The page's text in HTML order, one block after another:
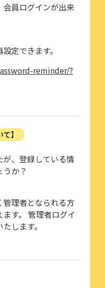
員ログインが出来
定できます。
reminder/?
】
、登録している情
か？
理者となられる方
す。 管理者ログイ
します。